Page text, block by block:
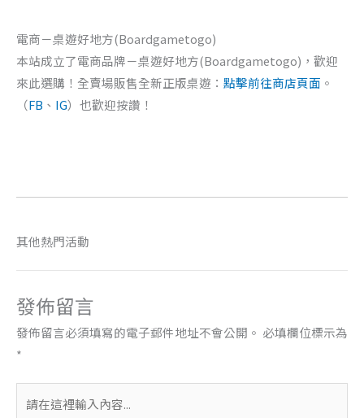
電商－桌遊好地方(Boardgametogo)
本站成立了電商品牌－桌遊好地方(Boardgametogo)，歡迎
來此選購！全賣場販售全新正版桌遊： 點擊前往商店頁面 。
（FB 、 IG）也歡迎按讚！
其他熱門活動
發佈留言
發佈留言必須填寫的電子郵件地址不會公開。 必填欄位標示為
*